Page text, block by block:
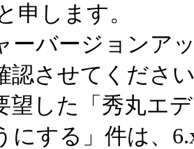
申します。
ーバージョンア
認させてくださ
望した「秀丸エ
にする」件は、